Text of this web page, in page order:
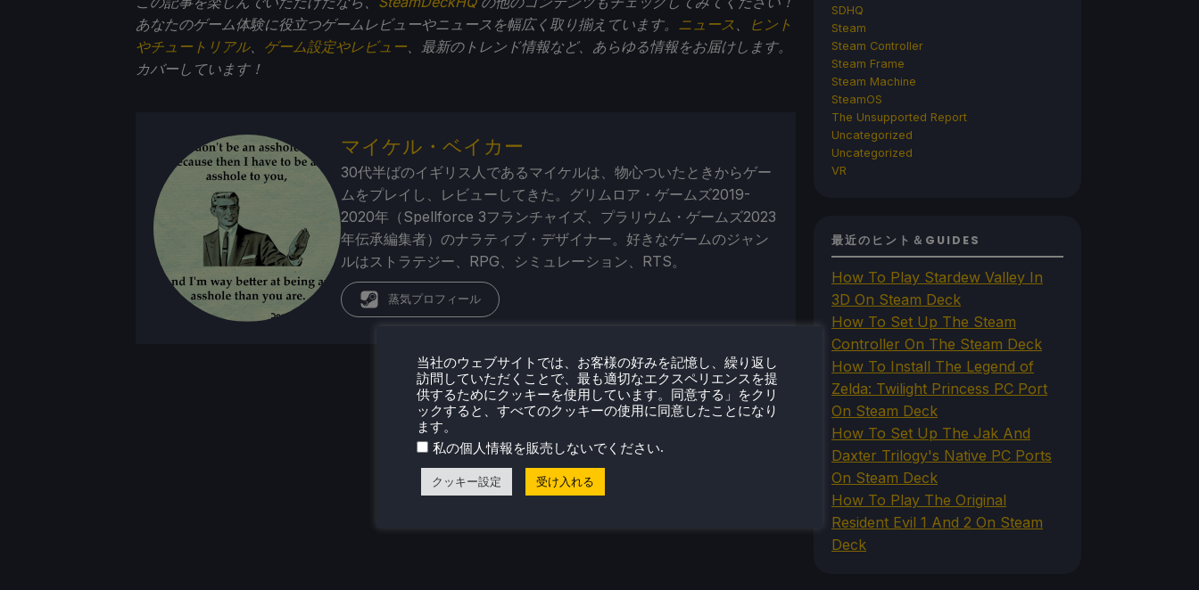
あなたのゲーム体験に役立つゲームレビューやニュースを幅広く取り揃えています。 ニュース 、
ヒント
やチュートリアル、 ゲーム設定やレビュー、最新のトレンド情報など、あらゆる情報をお届けします。
カバーしています！
マイケル・ベイカー
30代半ばのイギリス人であるマイケルは、物心ついたときからゲー
ムをプレイし、レビューしてきた。グリムロア・ゲームズ2019-
2020年（Spellforce 3フランチャイズ、プラリウム・ゲームズ2023
年伝承編集者）のナラティブ・デザイナー。好きなゲームのジャン
ルはストラテジー、RPG、シミュレーション、RTS。
蒸気プロフィール
SDHQ
Steam
Steam Controller
Steam Frame
Steam Machine
SteamOS
The Unsupported Report
Uncategorized
Uncategorized
VR
最近のヒント＆GUIDES
How To Play Stardew Valley In
3D On Steam Deck
How To Set Up The Steam
Controller On The Steam Deck
How To Install The Legend of
Zelda: Twilight Princess PC Port
On Steam Deck
How To Set Up The Jak And
Daxter Trilogy's Native PC Ports
On Steam Deck
How To Play The Original
Resident Evil 1 And 2 On Steam
Deck
当社のウェブサイトでは、お客様の好みを記憶し、繰り返し
訪問していただくことで、最も適切なエクスペリエンスを提
供するためにクッキーを使用しています。同意する」をクリ
ックすると、すべてのクッキーの使用に同意したことになり
ます。
私の個人情報を販売しないでください.
クッキー設定 受け入れる